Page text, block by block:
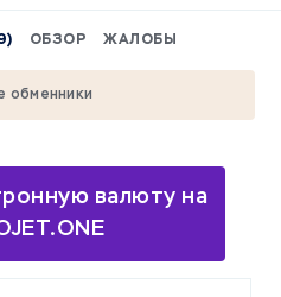
ОБЗОР ЖАЛОБЫ
обменники
валюту на